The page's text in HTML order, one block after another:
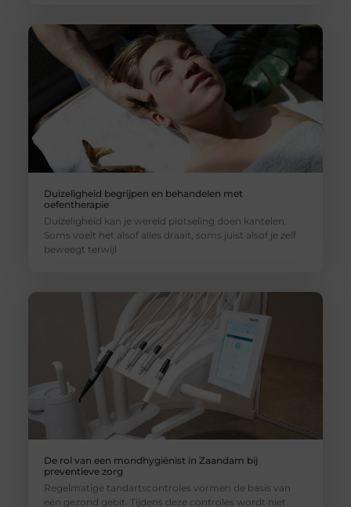
Duizeligheid begrijpen en behandelen met
oefentherapie
Duizeligheid kan je wereld plotseling doen kantelen.
Soms voelt het alsof alles draait, soms juist alsof je zelf
beweegt terwijl
De rol van een mondhygiënist in Zaandam bij
preventieve zorg
Regelmatige tandartscontroles vormen de basis van
een gezond gebit. Tijdens deze controles wordt niet